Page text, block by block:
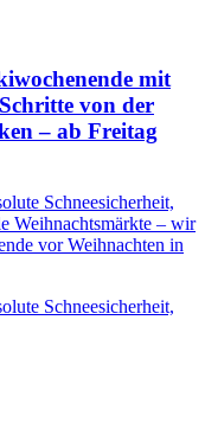
mit
von der
– ab Freitag
Schneesicherheit,
Weihnachtsmärkte – wir
vor Weihnachten in
Schneesicherheit,